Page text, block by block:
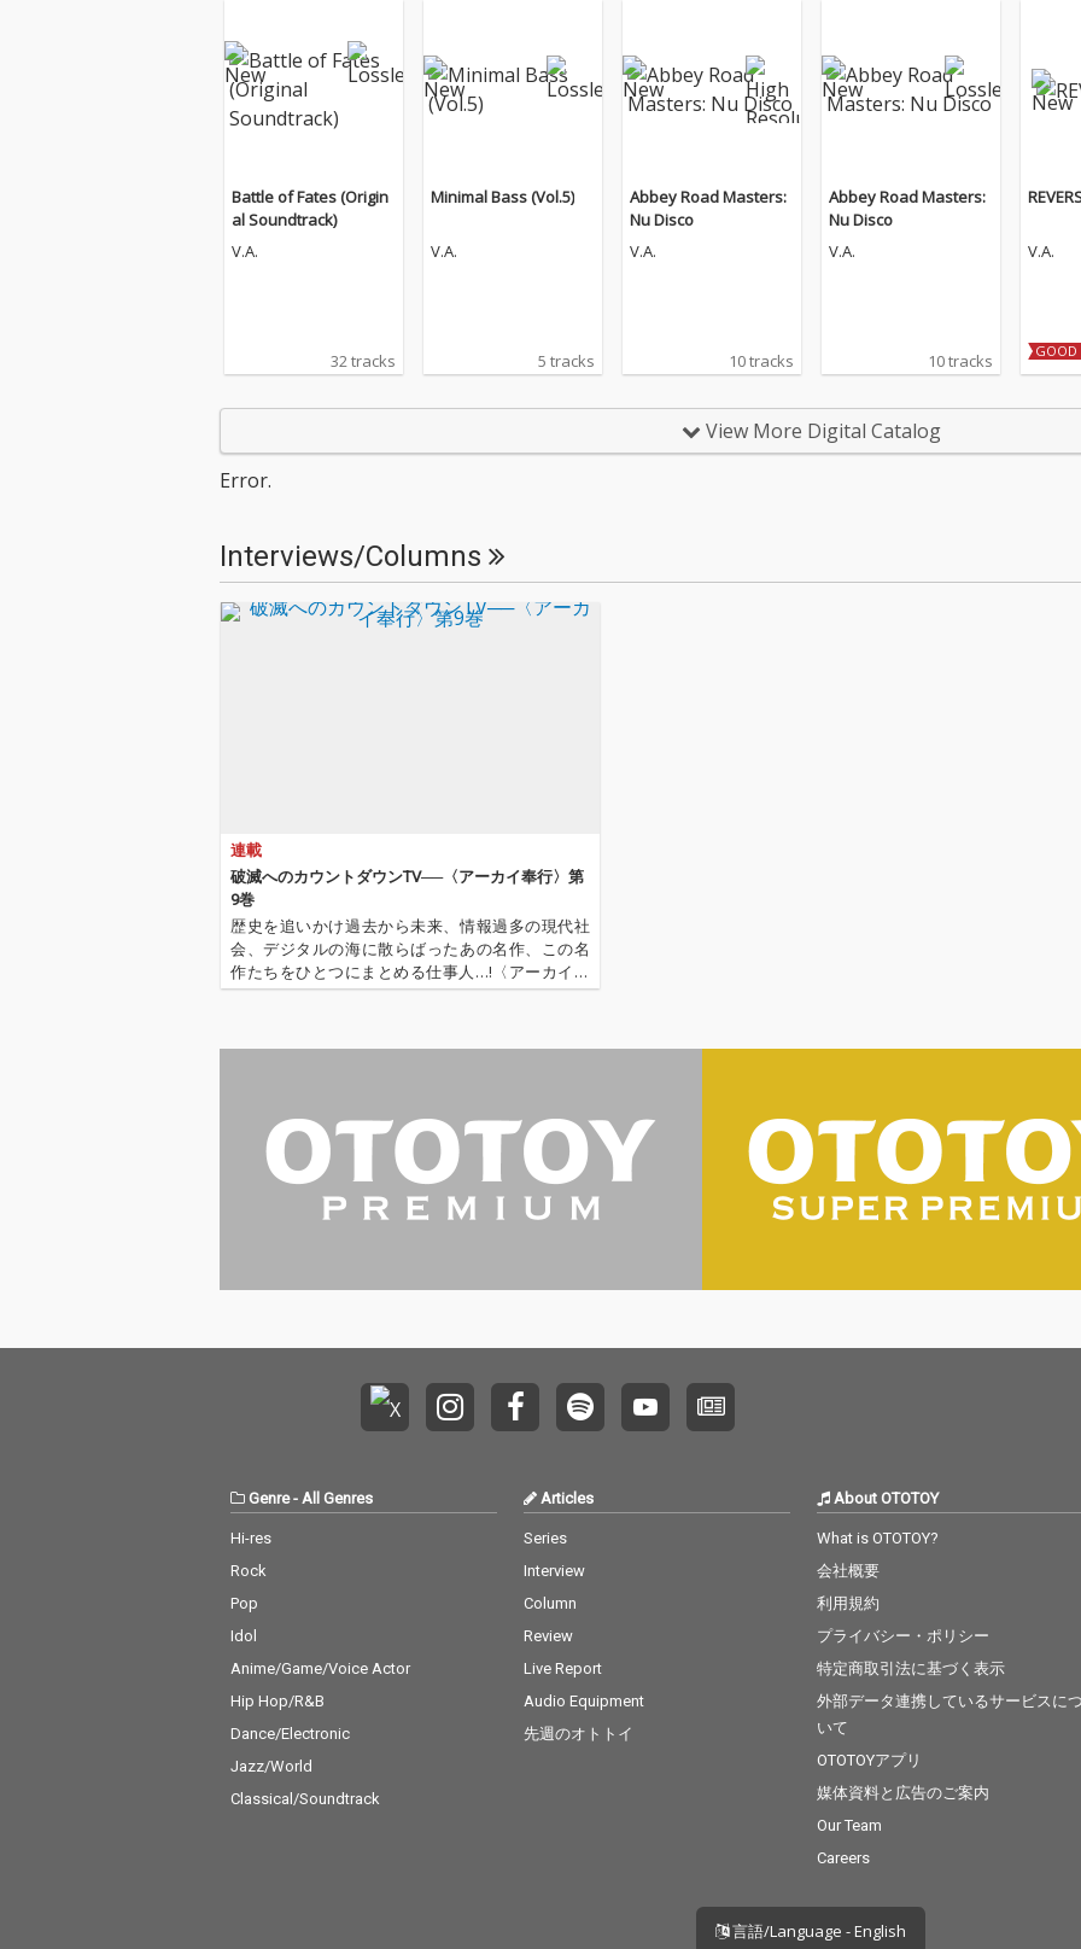
Battle of Fates (Origin
al Soundtrack)
V.A.
32 tracks
Minimal Bass (Vol.5)
V.A.
5 tracks
Abbey Road Masters:
Nu Disco
V.A.
10 tracks
Abbey Road Masters:
Nu Disco
V.A.
10 tracks
V.A.
GOOD
View More Digital Catalog
Error.
Interviews/Columns
連載
破滅へのカウントダウンTV──〈アーカイ奉行〉第
9巻
歴史を追いかけ過去から未来、情報過多の現代社
会、デジタルの海に散らばったあの名作、この名
作たちをひとつにまとめる仕事人…!〈アーカイ奉
行〉が今日もデジタルの乱世を治める…!'''〈アーカ
Genre- All Genres
Hi-res
Rock
Pop
Idol
Anime/Game/Voice Actor
Hip Hop/R&B
Dance/Electronic
Jazz/World
Classical/Soundtrack
Articles
Series
Interview
Column
Review
Live Report
Audio Equipment
先週のオトトイ
About OTOTOY
What is OTOTOY?
会社概要
利用規約
プライバシー・ポリシー
特定商取引法に基づく表示
外部データ連携しているサービスにつ
いて
OTOTOYアプリ
媒体資料と広告のご案内
Our Team
Careers
言語/Language - English